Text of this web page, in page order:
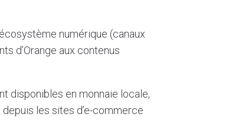
numérique (canaux
d’Orange aux contenus
disponibles en monnaie locale,
les sites d’e-commerce